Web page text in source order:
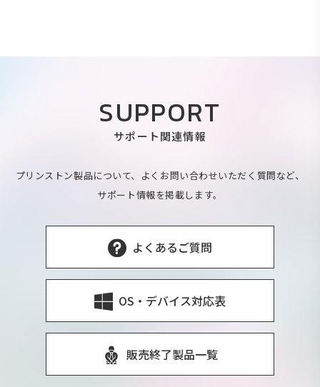
SUPPORT
サポート関連情報
プリンストン製品について、よくお問い合わせいただく質問など、
サポート情報を掲載します。
よくあるご質問
OS・デバイス対応表
販売終了製品一覧